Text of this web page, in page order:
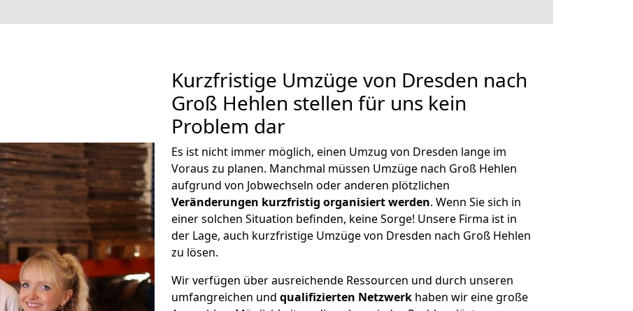
Kurzfristige Umzüge von Dresden nach
Groß Hehlen stellen für uns kein
Problem dar
Es ist nicht immer möglich, einen Umzug von Dresden lange im
Voraus zu planen. Manchmal müssen Umzüge nach Groß Hehlen
aufgrund von Jobwechseln oder anderen plötzlichen
Veränderungen kurzfristig organisiert werden. Wenn Sie sich in
einer solchen Situation befinden, keine Sorge! Unsere Firma ist in
der Lage, auch kurzfristige Umzüge von Dresden nach Groß Hehlen
zu lösen.
Wir verfügen über ausreichende Ressourcen und durch unseren
umfangreichen und qualifizierten Netzwerk haben wir eine große